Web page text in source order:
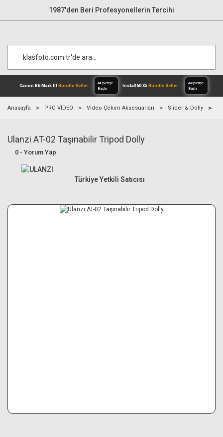
1987'den Beri Profesyonellerin Tercihi
Canon R6 Mark III Bundle Setler
Anasayfa PRO VİDEO Video Çekim Aksesuarları Slider & Dolly
Ulanzi AT-02 Taşınabilir Tripod Dolly
0 - Yorum Yap
Türkiye Yetkili Satıcısı